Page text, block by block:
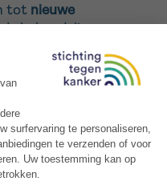
tot nieuwe
behandeling van